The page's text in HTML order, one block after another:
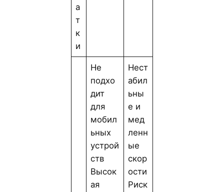
а
т
к
и
Не
подхо
дит
для
мобил
ьных
устрой
ств
Высок
ая
Нест
абил
ьны
е и
мед
ленн
ые
скор
ости
Риск